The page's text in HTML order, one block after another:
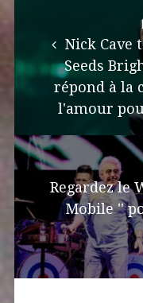
Nick Cave
Seeds
répond à la
l'amour
Regardez le
Mobile ''